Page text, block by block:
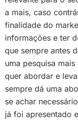
a mais, caso
finalidade do
informações e ter
que sempre antes
uma pesquisa
quer abordar e
sempre dá uma
se achar
já foi apresentado